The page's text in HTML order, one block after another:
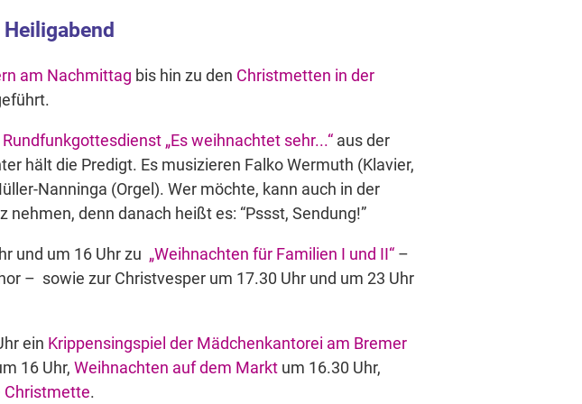
am Nachmittag bis hin zu den Christmetten in der
Rundfunkgottesdienst „Es weihnachtet sehr...“ aus der
hält die Predigt. Es musizieren Falko Wermuth (Klavier,
Nanninga (Orgel). Wer möchte, kann auch in der
nehmen, denn danach heißt es: “Pssst, Sendung!”
und um 16 Uhr zu „Weihnachten für Familien I und II“ –
– sowie zur Christvesper um 17.30 Uhr und um 23 Uhr
ein Krippensingspiel der Mädchenkantorei am Bremer
16 Uhr, Weihnachten auf dem Markt um 16.30 Uhr,
Christmette.